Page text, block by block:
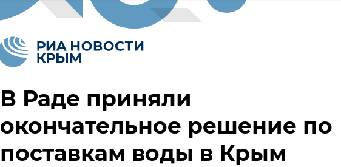
В Раде приняли
окончательное решение по
поставкам воды в Крым